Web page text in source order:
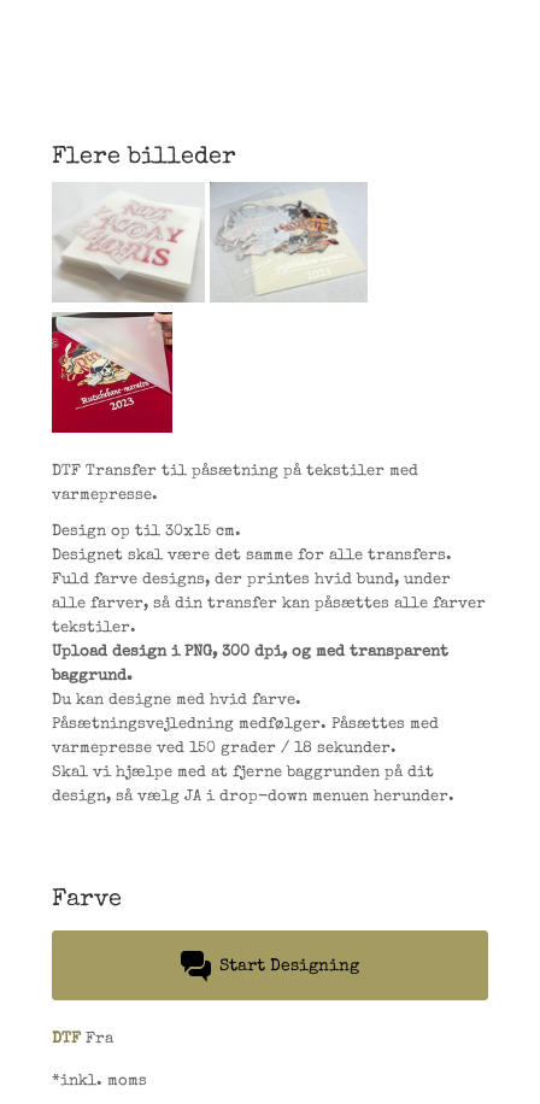
Flere billeder
DTF Transfer til påsætning på tekstiler med
varmepresse.
Design op til 30x15 cm.
Designet skal være det samme for alle transfers.
Fuld farve designs, der printes hvid bund, under
alle farver, så din transfer kan påsættes alle farver
tekstiler.
Upload design i PNG, 300 dpi, og med transparent
baggrund.
Du kan designe med hvid farve.
Påsætningsvejledning medfølger. Påsættes med
varmepresse ved 150 grader / 18 sekunder.
Skal vi hjælpe med at fjerne baggrunden på dit
design, så vælg JA i drop-down menuen herunder.
Farve
Start Designing
DTF Fra
*inkl. moms